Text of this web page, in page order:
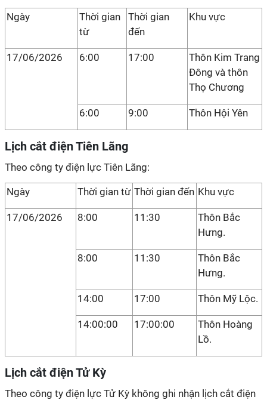
Ngày
Thời gian
từ
Thời gian
đến
Khu vực
17/06/2026 6:00 17:00
Thôn Kim Trang
Đông và thôn
Thọ Chương
6:00 9:00 Thôn Hội Yên
Lịch cắt điện Tiên Lãng
Theo công ty điện lực Tiên Lãng:
Ngày Thời gian từ Thời gian đến Khu vực
17/06/2026 8:00 11:30
Thôn Bắc
Hưng.
8:00 11:30
Thôn Bắc
Hưng.
14:00 17:00 Thôn Mỹ Lộc.
14:00:00 17:00:00
Thôn Hoàng
Lồ.
Lịch cắt điện Tử Kỳ
Theo công ty điện lực Tử Kỳ không ghi nhận lịch cắt điện